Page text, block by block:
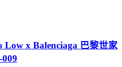
x Balenciaga 巴黎世家